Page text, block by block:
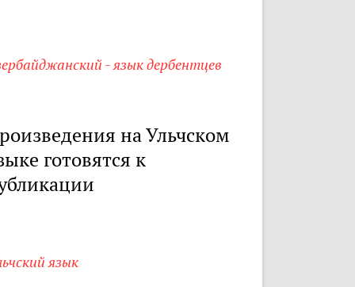
- язык дербентцев
на Ульчском
готовятся к
язык